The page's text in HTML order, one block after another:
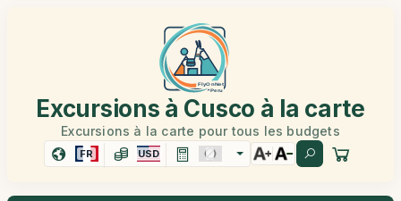
Excursions à Cusco à la carte
Excursions à la carte pour tous les budgets
FR USD